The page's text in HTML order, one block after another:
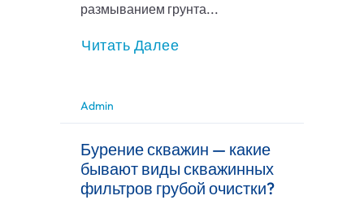
размыванием грунта...
Читать Далее
Admin
Бурение скважин — какие
бывают виды скважинных
фильтров грубой очистки?